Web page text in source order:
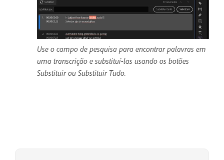
Use o campo de pesquisa para encontrar palavras em
uma transcrição e substituí-las usando os botões
Substituir ou Substituir Tudo.